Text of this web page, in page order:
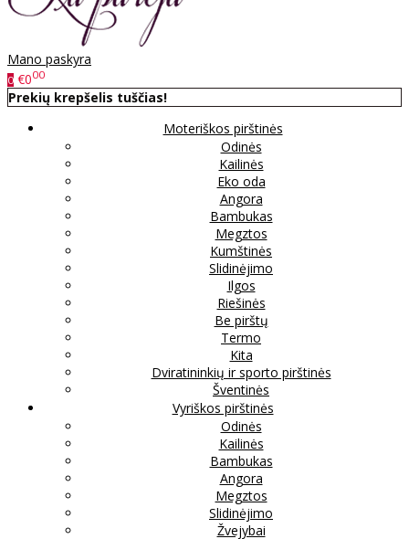
Mano paskyra
0 €000
Prekių krepšelis tuščias!
Moteriškos pirštinės
Odinės
Kailinės
Eko oda
Angora
Bambukas
Megztos
Kumštinės
Slidinėjimo
Ilgos
Riešinės
Be pirštų
Termo
Kita
Dviratininkių ir sporto pirštinės
Šventinės
Vyriškos pirštinės
Odinės
Kailinės
Bambukas
Angora
Megztos
Slidinėjimo
Žvejybai